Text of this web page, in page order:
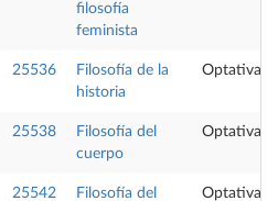
filosofía
feminista
25536
Filosofía de la
historia
Optativa
25538
Filosofía del
cuerpo
Optativa
25542
Filosofía del
Optativa